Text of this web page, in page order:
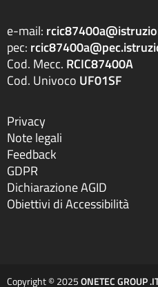
e-mail:
pec:
Cod. Mecc. RCIC87400A
Cod. Univoco UF01SF
Privacy
Note legali
Feedback
GDPR
Dichiarazione AGID
Obiettivi di Accessibilità
Copyright © 2025ONETEC GROUP